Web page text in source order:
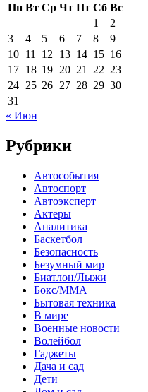
Пн Вт Ср Чт Пт Сб Вс
1
2
3
4 5 6 7 8
9
10 11 12 13 14 15 16
17 18 19 20 21 22 23
24 25 26 27 28 29 30
31
« Июн
Рубрики
Автособытия
Автоспорт
Автоэксперт
Актеры
Аналитика
Баскетбол
Безопасность
Безумный мир
Биатлон/Лыжи
Бокс/MMA
Бытовая техника
В мире
Военные новости
Волейбол
Гаджеты
Дача и сад
Дети